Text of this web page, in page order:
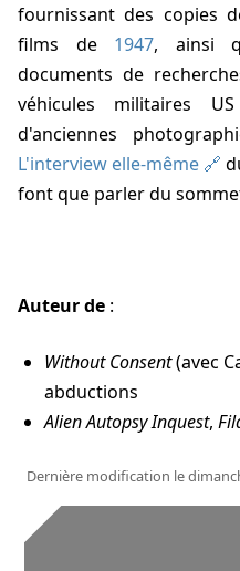
fournissant des copies
films de 1947, ainsi
documents de
véhicules militaires
d'anciennes
L'interview elle-même
font que parler du
Auteur de :
Without Consent(avec
abductions
Alien Autopsy Inquest,
Dernière modification le